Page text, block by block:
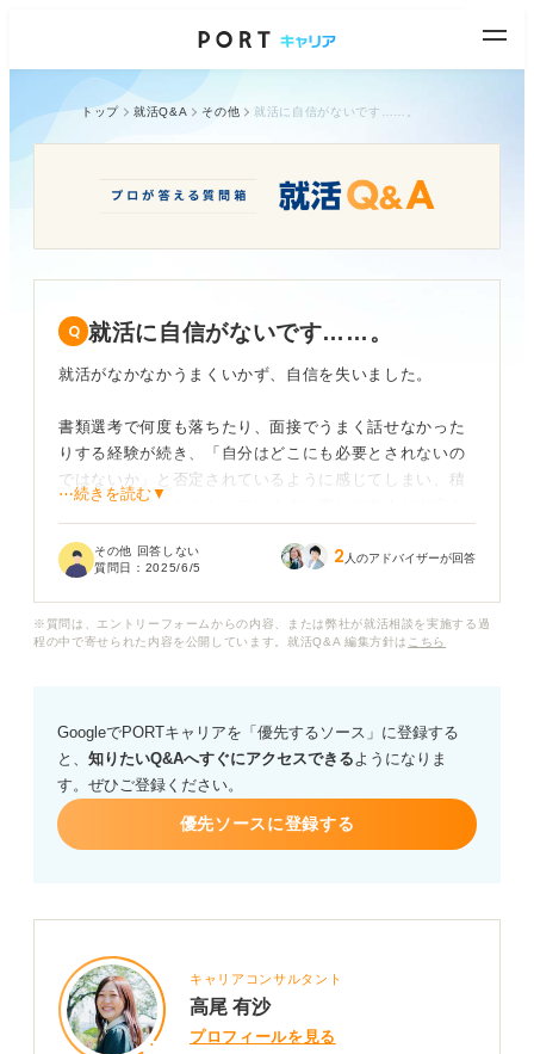
トップ 就活Q&A その他 就活に自信がないです……。
就活に自信がないです……。
就活がなかなかうまくいかず、自信を失いました。
書類選考で何度も落ちたり、面接でうまく話せなかった
りする経験が続き、「自分はどこにも必要とされないの
ではないか」と否定されているように感じてしまい、積
極的に行動できなくなっています。周りの友人が内定を
せるのかわかりません。
バイスをお願いいたします。
⋯続きを読む▼
その他 回答しない
質問日： 2025/6/5 2 人のアドバイザーが回答
※質問は、エントリーフォームからの内容、または弊社が就活相談を実施する過
程の中で寄せられた内容を公開しています。就活Q&A 編集方針は こちら
GoogleでPORTキャリアを「優先するソース」に登録する
と、 知りたいQ&Aへすぐにアクセスできるようになりま
す。ぜひご登録ください。
優先ソースに登録する
キャリアコンサルタント
高尾 有沙
プロフィールを見る